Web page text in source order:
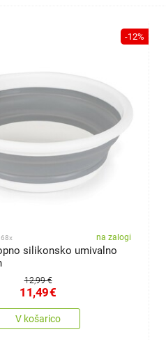
-12%
68x na zalogi
silikonsko umivalno
12,99 €
11,49€
V košarico